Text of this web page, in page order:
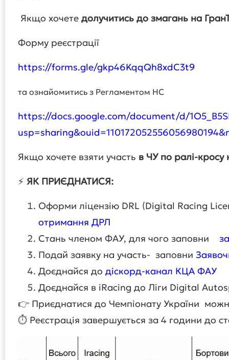
Якщо хочете долучитись до змагань на
Форму реєстрації
https://forms.gle/gkp46KqqQh8xdC3t9
та ознайомитись з Регламентом НС
https://docs.google.com/document/d/
Якщо хочете взяти участь в ЧУ по ралі-кросу
⚡ ЯК ПРИЄДНАТИСЯ:
Оформи ліцензію DRL (Digital Racing
отримання ДРЛ
Стань членом ФАУ, для чого заповни
Подай заявку на участь- заповни
Доєднайся до діскорд-канал КЦА ФАУ
Доєднайся в iRacing до Ліги Digital
👉 Приєднатися до Чемпіонату України
⏱ Реєстрація завершується за 4 години до